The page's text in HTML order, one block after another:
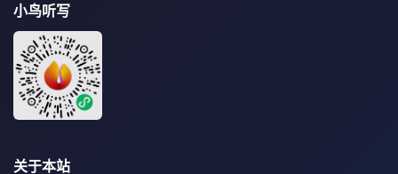
小鸟听写
关于本站